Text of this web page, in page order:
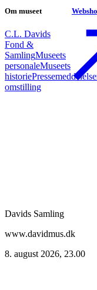
Om museet
C.L. Davids
Fond &
SamlingMuseets
personaleMuseets
historie
omstilling
Davids Samling
www.davidmus.dk
8. august 2026, 23.00